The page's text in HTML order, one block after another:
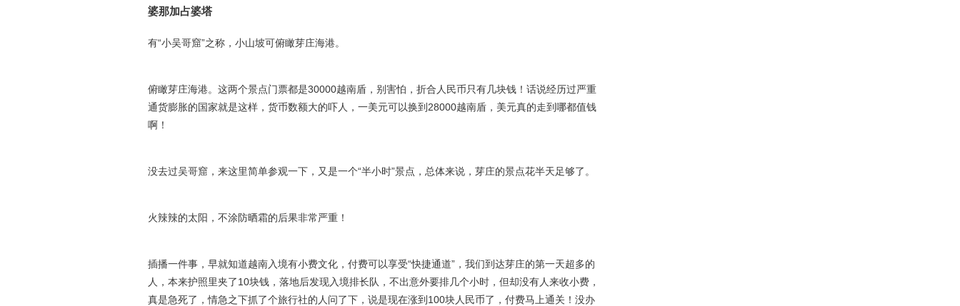
婆那加占婆塔
有“小吴哥窟”之称，小山坡可俯瞰芽庄海港。
俯瞰芽庄海港。这两个景点门票都是30000越南盾，别害怕，折合人民币只有几块钱！话说经历过严重
通货膨胀的国家就是这样，货币数额大的吓人，一美元可以换到28000越南盾，美元真的走到哪都值钱
啊！
没去过吴哥窟，来这里简单参观一下，又是一个“半小时”景点，总体来说，芽庄的景点花半天足够了。
火辣辣的太阳，不涂防晒霜的后果非常严重！
插播一件事，早就知道越南入境有小费文化，付费可以享受“快捷通道”，我们到达芽庄的第一天超多的
人，本来护照里夹了10块钱，落地后发现入境排长队，不出意外要排几个小时，但却没有人来收小费，
真是急死了，情急之下抓了个旅行社的人问了下，说是现在涨到100块人民币了，付费马上通关！没办